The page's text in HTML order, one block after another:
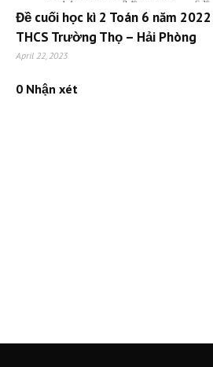
Đề cuối học kì 2 Toán 6 năm
THCS Trường Thọ – Hải Phòng
April 22, 2023
0 Nhận xét